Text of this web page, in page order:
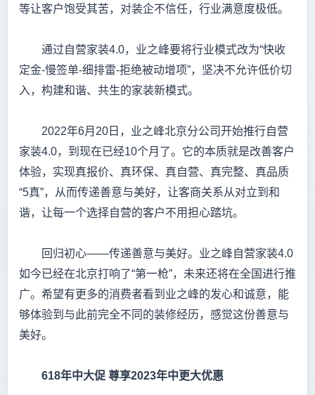
等让客户饱受其苦，对装企不信任，行业满意度极低。
通过自营家装4.0，业之峰要将行业模式改为“快收
定金-慢签单-细排雷-拒绝被动增项”，坚决不允许低价切
入，构建和谐、共生的家装新模式。
2022年6月20日，业之峰北京分公司开始推行自营
家装4.0，到现在已经10个月了。它的本质就是改善客户
体验，实现真报价、真环保、真自营、真完整、真品质
“5真”，从而传递善意与美好，让客商关系从对立到和
谐，让每一个选择自营的客户不用担心踏坑。
回归初心——传递善意与美好。业之峰自营家装4.0
如今已经在北京打响了“第一枪”，未来还将在全国进行推
广。希望有更多的消费者看到业之峰的发心和诚意，能
够体验到与此前完全不同的装修经历，感觉这份善意与
美好。
618年中大促 尊享2023年中更大优惠